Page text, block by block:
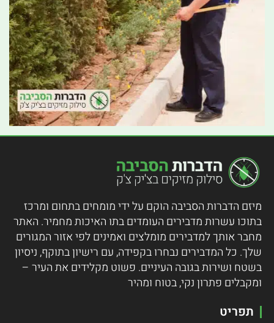
מיזם הדברות הסביבה הוקם על ידי מומחים בתחום ומרכז
בתוכו עשרות מדבירים העומדים בתו האיכות מחמיר. האתר
מחבר אותך למדבירים מומלצים ואמינים לפי אזור המגורים
שלך. כל המדבירים נבחרו בקפידה, עם רישיון בתוקף, ניסיון
בשטח ושירות בגובה העיניים. פשוט מקלידים את העיר –
ומקבלים פתרון נקי, בטוח ומהיר
תפריט